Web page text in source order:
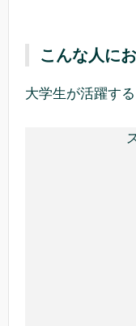
こんな人に
大学生が活躍す